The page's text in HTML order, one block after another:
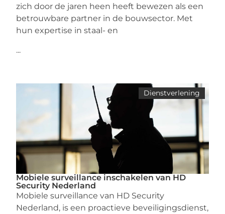
zich door de jaren heen heeft bewezen als een
betrouwbare partner in de bouwsector. Met
hun expertise in staal- en
...
Dienstverlening
Mobiele surveillance inschakelen van HD
Security Nederland
Mobiele surveillance van HD Security
Nederland, is een proactieve beveiligingsdienst,